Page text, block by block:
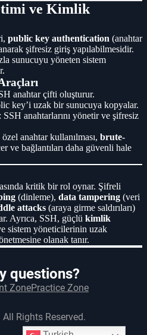
ve Kimlik
public key authentication (anahtar
şifresiz giriş yapılabilmesidir.
sunucuyu yöneten sistem
anahtar çifti oluşturur.
key’i uzak bir sunucuya kopyalar.
: SSH anahtarlarını yönetir ve şifresiz
anahtar kullanılması, brute-
ve bağlantıları daha güvenli hale
kritik bir rol oynar. Şifreli
(dinleme), data tampering (veri
attacks (araya girme saldırıları)
Ayrıca, SSH, güçlü kimlik
sistem yöneticilerinin uzak
olanak tanır.
questions?
ZonePractice Zone
Rights Reserved.